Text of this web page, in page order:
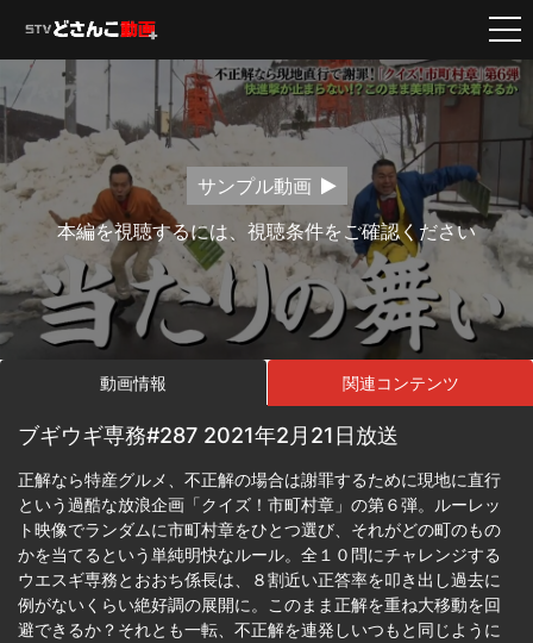
サンプル動画
本編を視聴するには、視聴条件をご確認ください
動画情報 関連コンテンツ
ブギウギ専務#287 2021年2月21日放送
正解なら特産グルメ、不正解の場合は謝罪するために現地に直行
という過酷な放浪企画「クイズ！市町村章」の第６弾。ルーレッ
ト映像でランダムに市町村章をひとつ選び、それがどの町のもの
かを当てるという単純明快なルール。全１０問にチャレンジする
ウエスギ専務とおおち係長は、８割近い正答率を叩き出し過去に
例がないくらい絶好調の展開に。このまま正解を重ね大移動を回
避できるか？それとも一転、不正解を連発しいつもと同じように